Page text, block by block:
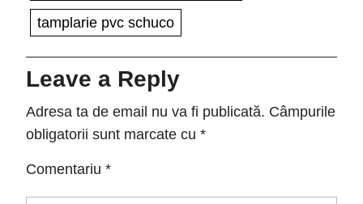
tamplarie pvc schuco
Leave a Reply
Adresa ta de email nu va fi publicată. Câmpurile
obligatorii sunt marcate cu *
Comentariu *